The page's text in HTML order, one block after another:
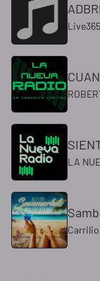
LA
Carrilio